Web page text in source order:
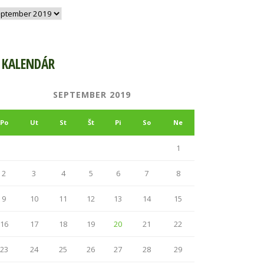
KALENDÁR
SEPTEMBER 2019
Po Ut St Št Pi So Ne
1
2 3 4 5 6 7 8
9 10 11 12 13 14 15
16 17 18 19 20 21 22
23 24 25 26 27 28 29